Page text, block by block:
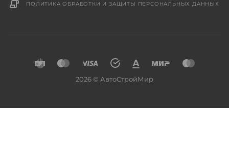
ПОЛИТИКА ОБРАБОТКИ И ЗАЩИТЫ ПЕРСОНАЛЬНЫХ ДАННЫХ
2026 © АвтоСтройМир